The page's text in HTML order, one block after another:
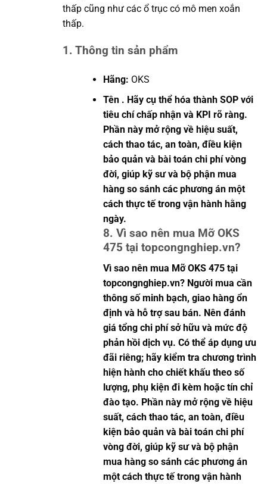
thấp cũng như các ổ trục có mô men xoắn
thấp.
1. Thông tin sản phẩm
Hãng: OKS
Tên . Hãy cụ thể hóa thành SOP với
tiêu chí chấp nhận và KPI rõ ràng.
Phần này mở rộng về hiệu suất,
cách thao tác, an toàn, điều kiện
bảo quản và bài toán chi phí vòng
đời, giúp kỹ sư và bộ phận mua
hàng so sánh các phương án một
cách thực tế trong vận hành hằng
ngày.
8. Vì sao nên mua Mỡ OKS
475 tại topcongnghiep.vn?
Vì sao nên mua Mỡ OKS 475 tại
topcongnghiep.vn? Người mua cần
thông số minh bạch, giao hàng ổn
định và hỗ trợ sau bán. Nên đánh
giá tổng chi phí sở hữu và mức độ
phản hồi dịch vụ. Có thể áp dụng ưu
đãi riêng; hãy kiểm tra chương trình
hiện hành cho chiết khấu theo số
lượng, phụ kiện đi kèm hoặc tín chỉ
đào tạo. Phần này mở rộng về hiệu
suất, cách thao tác, an toàn, điều
kiện bảo quản và bài toán chi phí
vòng đời, giúp kỹ sư và bộ phận
mua hàng so sánh các phương án
một cách thực tế trong vận hành